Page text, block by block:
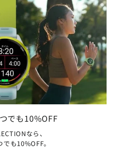
でも10%OFF
なら、
も10%OFF。